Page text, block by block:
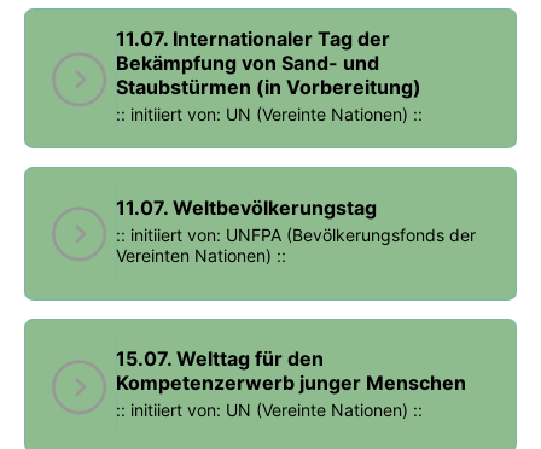
11.07. Internationaler Tag der
Bekämpfung von Sand- und
Staubstürmen (in Vorbereitung)
:: initiiert von: UN (Vereinte Nationen) ::
11.07. Weltbevölkerungstag
:: initiiert von: UNFPA (Bevölkerungsfonds der
Vereinten Nationen) ::
15.07. Welttag für den
Kompetenzerwerb junger Menschen
:: initiiert von: UN (Vereinte Nationen) ::